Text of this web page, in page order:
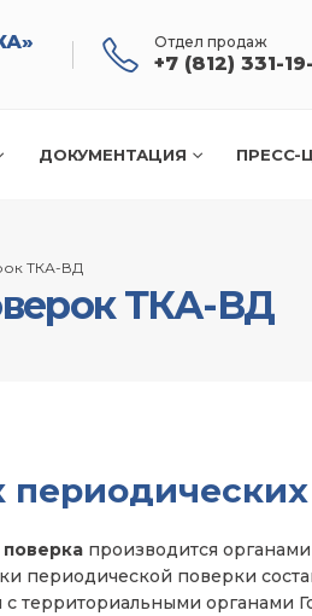
Отдел продаж
+7 (812) 331-
ДОКУМЕНТАЦИЯ ПРЕСС-
ТКА-ВД
ТКА-ВД
производится
периодической поверки
с территориальными органами